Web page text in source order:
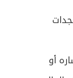
أو